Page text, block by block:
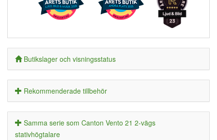
Butikslager och visningsstatus
Rekommenderade tillbehör
Samma serie som Canton Vento 21 2-vägs
stativhögtalare